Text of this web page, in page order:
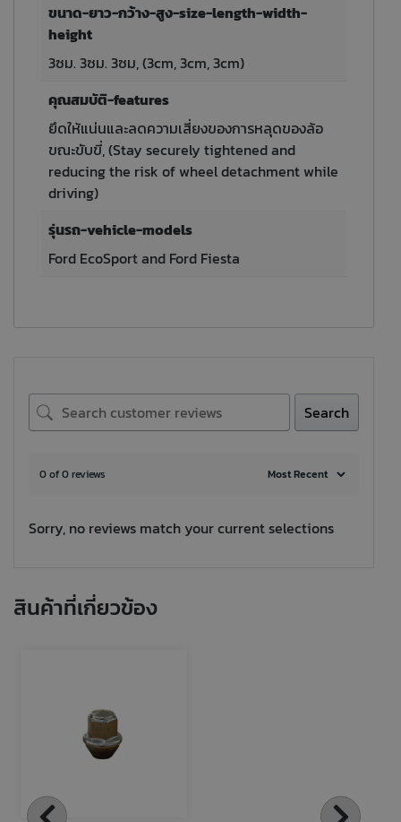
ขนาด-ยาว-กว้าง-สูง-size-length-width-
height
3ซม. 3ซม. 3ซม, (3cm, 3cm, 3cm)
คุณสมบัติ-features
ยึดให้แน่นและลดความเสี่ยงของการหลุดของล้อ
ขณะขับขี่, (Stay securely tightened and
reducing the risk of wheel detachment while
driving)
รุ่นรถ-vehicle-models
Ford EcoSport and Ford Fiesta
Search
0 of 0 reviews
Sorry, no reviews match your current selections
สินค้าที่เกี่ยวข้อง